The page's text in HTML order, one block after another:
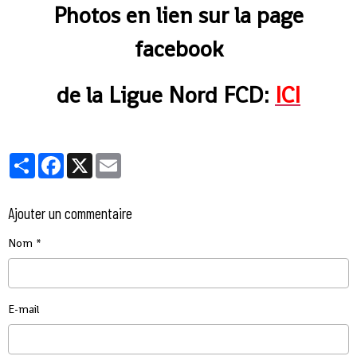
Photos en lien sur la page
facebook
de la Ligue Nord FCD: ICI
PartagerFacebook
X
Ajouter un commentaire
Nom
E-mail